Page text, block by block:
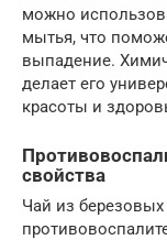
можно
мытья, что
выпадение.
делает его
красоты и
свойства
Чай из